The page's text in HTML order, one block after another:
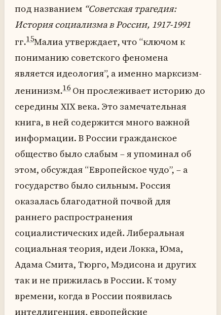
под названием “Советская трагедия:
История социализма в России, 1917-1991
гг.15Малиа утверждает, что “ключом к
пониманию советского феномена
является идеология”, а именно марксизм-
ленинизм.16Он прослеживает историю до
середины XIX века. Это замечательная
книга, в ней содержится много важной
информации. В России гражданское
общество было слабым – я упоминал об
этом, обсуждая “Европейское чудо”, – а
государство было сильным. Россия
оказалась благодатной почвой для
раннего распространения
социалистических идей. Либеральная
социальная теория, идеи Локка, Юма,
Адама Смита, Тюрго, Мэдисона и других
так и не прижилась в России. К тому
времени, когда в России появилась
интеллигенция, европейские